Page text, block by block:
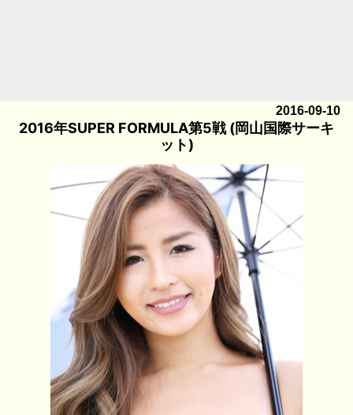
2016-09-10
2016年SUPER FORMULA第5戦 (岡山国際サーキ
ット)